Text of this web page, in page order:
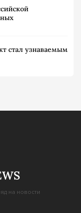
стал узнаваемым
на новости